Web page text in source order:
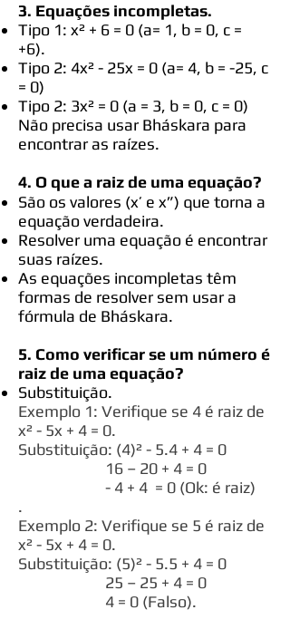
3. Equações incompletas.
Tipo 1: x² + 6 = 0 (a= 1, b = 0, c =
+6).
Tipo 2: 4x² - 25x = 0 (a= 4, b = -25, c
= 0)
Tipo 2: 3x² = 0 (a = 3, b = 0, c = 0)
Não precisa usar Bháskara para
encontrar as raízes.
4. O que a raiz de uma equação?
São os valores (x’ e x”) que torna a
equação verdadeira.
Resolver uma equação é encontrar
suas raízes.
As equações incompletas têm
formas de resolver sem usar a
fórmula de Bháskara.
5. Como verificar se um número é
raiz de uma equação?
Substituição.
Exemplo 1: Verifique se 4 é raiz de
x² - 5x + 4 = 0.
Substituição: (4)² - 5.4 + 4 = 0
16 – 20 + 4 = 0
- 4 + 4 = 0 (Ok: é raiz)
.
Exemplo 2: Verifique se 5 é raiz de
x² - 5x + 4 = 0.
Substituição: (5)² - 5.5 + 4 = 0
25 – 25 + 4 = 0
4 = 0 (Falso).